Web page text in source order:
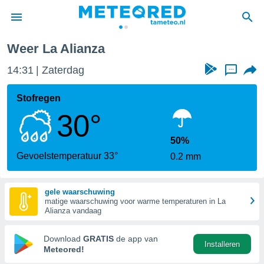
door
verstrekte
hoge
hebt de
voor
op basis
Weer La Alianza
14:31 Zaterdag ...
Stofregen
30°
Gevoelstemperatuur 33°
50%
0.2 mm
gele waarschuwing
matige waarschuwing voor warme temperaturen in La
Alianza vandaag
Download GRATIS de app van
Meteored!
Installeren